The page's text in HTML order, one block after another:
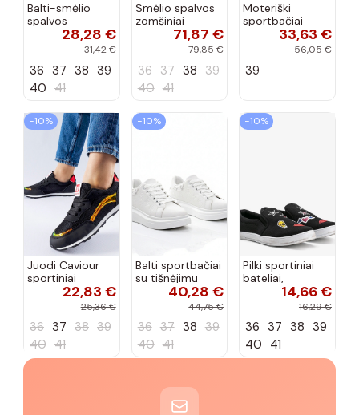
Balti-smėlio
spalvos
sportiniai
Casey
28,28 €
31,42 €
36 37 38 39
40 41
Smėlio spalvos
zomšiniai
sportiniai
bateliai, „Karino"
71,87 €
79,85 €
36 37 38 39
40 41
Moteriški
sportbačiai
juodos spalvos
33,63 €
56,05 €
39
−10%
Juodi Caviour
sportiniai
sportbačiai22,83 €
25,36 €
36 37 38 39
40 41
−10%
Balti sportbačiai
su tišnėjimu
Peyton40,28 €
44,75 €
36 37 38 39
40 41
−10%
Pilki sportiniai
bateliai,
„Justice"14,66 €
16,29 €
36 37 38 39
40 41